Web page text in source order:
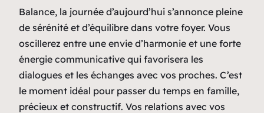
Balance, la journée d’aujourd’hui s’annonce pleine
de sérénité et d’équilibre dans votre foyer. Vous
oscillerez entre une envie d’harmonie et une forte
énergie communicative qui favorisera les
dialogues et les échanges avec vos proches. C’est
le moment idéal pour passer du temps en famille,
précieux et constructif. Vos relations avec vos